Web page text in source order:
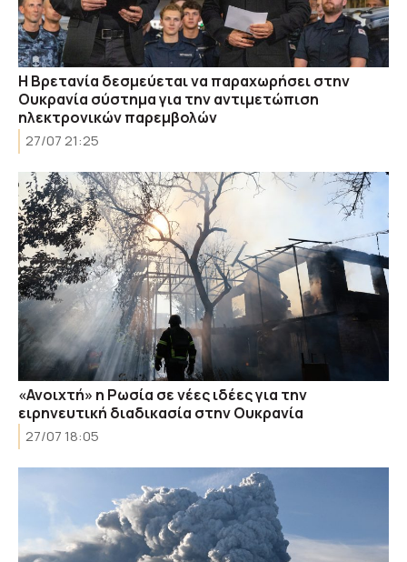
Η Βρετανία δεσμεύεται να παραχωρήσει στην
Ουκρανία σύστημα για την αντιμετώπιση
ηλεκτρονικών παρεμβολών
27/07 21:25
«Ανοιχτή» η Ρωσία σε νέες ιδέες για την
ειρηνευτική διαδικασία στην Ουκρανία
27/07 18:05